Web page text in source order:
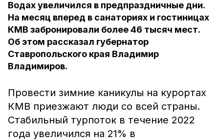
Водах увеличился в предпраздничные дни.
На месяц вперед в санаториях и гостиницах
КМВ забронировали более 46 тысяч мест.
Об этом рассказал губернатор
Ставропольского края Владимир
Владимиров.
Провести зимние каникулы на курортах
КМВ приезжают люди со всей страны.
Стабильный турпоток в течение 2022
года увеличился на 21% в